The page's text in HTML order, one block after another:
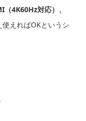
（4K60Hz対応）、
使えればOKというシ